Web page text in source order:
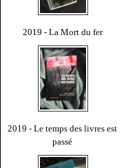
2019 - La Mort du fer
2019 - Le temps des livres est
passé